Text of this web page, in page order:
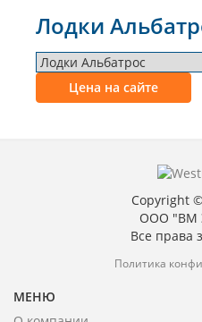
Лодки
Цена на сайте
Copyright
ООО "ВМ
Все
Политика
МЕНЮ